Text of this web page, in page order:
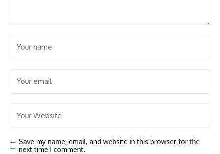
Save my name, email, and website in this browser for the
next time I comment.